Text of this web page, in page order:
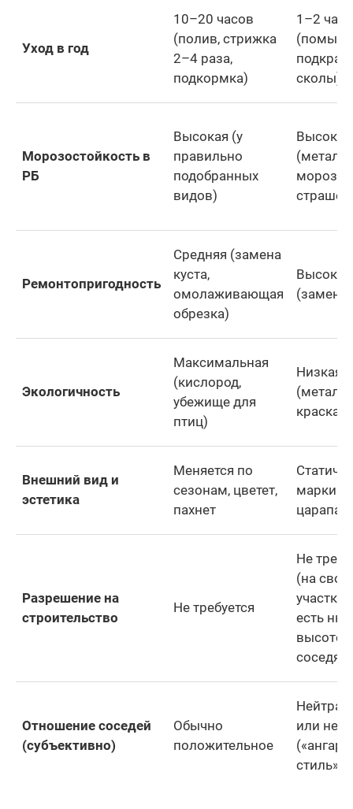
Уход в год
10–20 часов
(полив, стрижка
2–4 раза,
подкормка)
1–2 часа
(помыть,
сколы)
Морозостойкость в
РБ
Высокая (у
правильно
подобранных
видов)
Высокая
(металлу
мороз
Ремонтопригодность
Средняя (замена
куста,
омолаживающая
обрезка)
Высокая
(замена
Экологичность
Максимальная
(кислород,
убежище для
птиц)
Низкая
(металл,
краска)
Внешний вид и
эстетика
Меняется по
сезонам, цветет,
пахнет
маркий,
Разрешение на
строительство
Не требуется
Не
(на
есть
Отношение соседей
(субъективно)
Обычно
положительное
или
стиль»)